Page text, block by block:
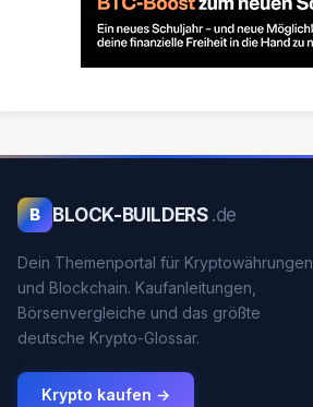
B BLOCK-BUILDERS .de
Dein Themenportal für Kryptowährungen
und Blockchain. Kaufanleitungen,
Börsenvergleiche und das größte
deutsche Krypto-Glossar.
Krypto kaufen →